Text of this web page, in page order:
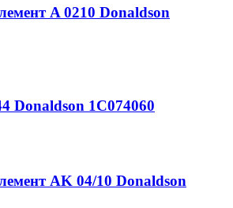
A 0210 Donaldson
Donaldson 1C074060
AK 04/10 Donaldson